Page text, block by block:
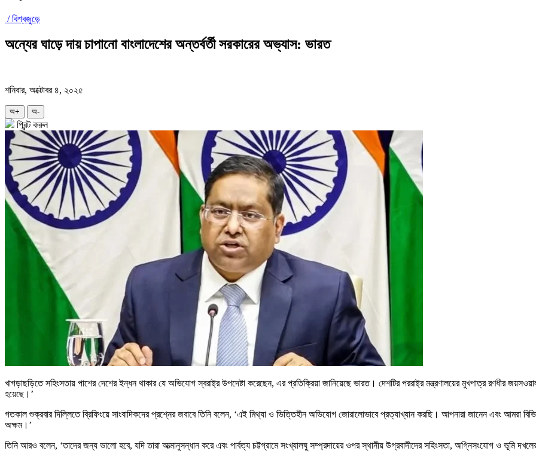
/বিশ্বজুড়ে
অন্যের ঘাড়ে দায় চাপানো বাংলাদেশের অন্তর্বর্তী সরকারের অভ্যাস: ভারত
শনিবার, অক্টোবর ৪, ২০২৫
অ+ অ-
প্রিন্ট করুন
খাগড়াছড়িতে সহিংসতায় পাশের দেশের ইন্ধন থাকার যে অভিযোগ স্বরাষ্ট্র উপদেষ্টা করেছেন, এর প্রতিক্রিয়া জানিয়েছে ভারত। দেশটির পররাষ্ট্র মন্ত্রণালয়ের মুখপাত্র রণধীর
হয়েছে।’
গতকাল শুক্রবার দিল্লিতে ব্রিফিংয়ে সাংবাদিকদের প্রশ্নের জবাবে তিনি বলেন, ‘এই মিথ্যা ও ভিত্তিহীন অভিযোগ জোরালোভাবে প্রত্যাখ্যান করছি। আপনারা জানেন এবং আমরা
অক্ষম।’
তিনি আরও বলেন, ‘তাদের জন্য ভালো হবে, যদি তারা আত্মানুসন্ধান করে এবং পার্বত্য চট্টগ্রামে সংখ্যালঘু সম্প্রদায়ের ওপর স্থানীয় উগ্রবাদীদের সহিংসতা, অগ্নিসংযোগ ও ভূমি